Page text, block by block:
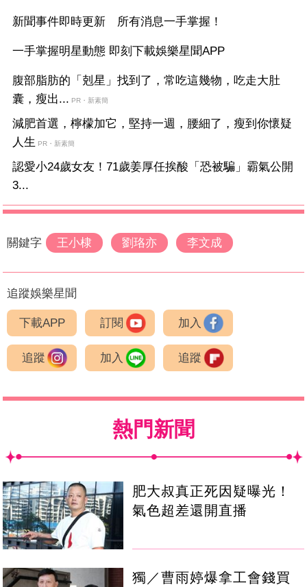
新聞事件即時更新 所有消息一手掌握！
一手掌握明星動態 即刻下載娛樂星聞APP
腹部脂肪的「剋星」找到了，常吃這幾物，吃走大肚
囊，瘦出... PR・新素簡
減肥首選，檸檬加它，堅持一週，腰細了，瘦到你懷疑
人生
PR・新素簡
認愛小24歲女友！71歲姜厚任挨酸「恐被騙」霸氣公開
3...
關鍵字 王小棣 劉珞亦 李文成
追蹤娛樂星聞
下載APP 訂閱 加入
追蹤 加入 追蹤
熱門新聞
肥大叔真正死因疑曝光！
氣色超差還開直播
獨／曹雨婷爆拿工會錢買